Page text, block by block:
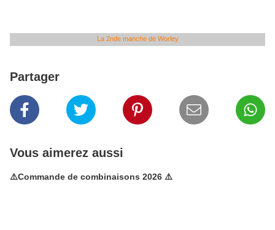
La 2nde manche de Worley
Partager
Vous aimerez aussi
⚠️Commande de combinaisons 2026 ⚠️